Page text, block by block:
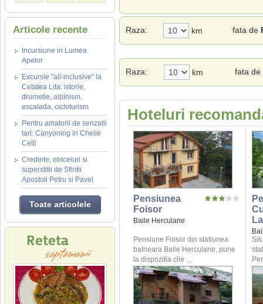
Articole recente
Incursiune in Lumea
Apelor
Excursie "all-inclusive" la
Cetatea Lita: istorie,
drumetie, alpinism,
escalada, cicloturism
Pentru amatorii de senzatii
tari: Canyoning in Cheile
Cetii
Credinte, obiceiuri si
superstitii de Sfintii
Apostoli Petru si Pavel
Toate articolele
Raza: km fata de
Raza: km fata de
Hoteluri
Pensiunea
Foisor
Baile Herculane
Pensiune Foisor din statiunea
balneara Baile Herculane, pune
la dispozitia clie ...